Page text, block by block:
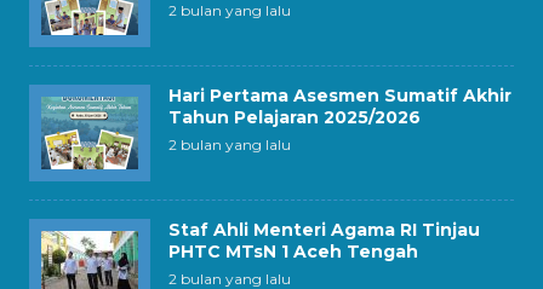
2 bulan yang lalu
Hari Pertama Asesmen Sumatif Akhir
Tahun Pelajaran 2025/2026
2 bulan yang lalu
Staf Ahli Menteri Agama RI Tinjau
PHTC MTsN 1 Aceh Tengah
2 bulan yang lalu